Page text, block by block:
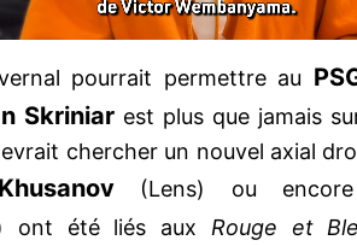
pourrait permettre au
Skriniar est plus que jamais
chercher un nouvel axial
(Lens) ou
ont été liés aux Rouge et